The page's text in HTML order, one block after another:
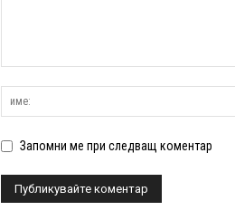
Запомни ме при следващ коментар